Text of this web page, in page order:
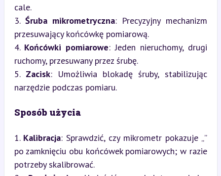
cale.
3. Śruba mikrometryczna: Precyzyjny mechanizm
przesuwający końcówkę pomiarową.
4. Końcówki pomiarowe: Jeden nieruchomy, drugi
ruchomy, przesuwany przez śrubę.
5. Zacisk: Umożliwia blokadę śruby, stabilizując
narzędzie podczas pomiaru.
Sposób użycia
1. Kalibracja: Sprawdzić, czy mikrometr pokazuje „”
po zamknięciu obu końcówek pomiarowych; w razie
potrzeby skalibrować.